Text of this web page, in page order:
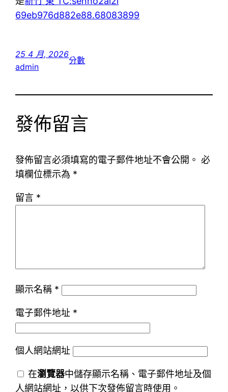
69eb976d882e88.68083899
25 4 月, 2026
admin
分數
發佈留言
發佈留言必須填寫的電子郵件地址不會公開。 必
填欄位標示為 *
留言 *
顯示名稱 *
電子郵件地址 *
個人網站網址
在瀏覽器中儲存顯示名稱、電子郵件地址及個
人網站網址，以供下次發佈留言時使用。